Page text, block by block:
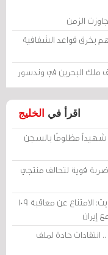
الزمن
بخرق قواعد الشفافية
ملك البحرين في وندسور
اقرأ في الخليج
شهيداً مظلومًا بالسجن
قوية لتحالف منتجي
محكمة «أمن الدولة» في الكويت: الامتناع عن معاقبة 109
حادة لملف